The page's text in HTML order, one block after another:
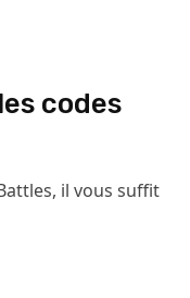
codes
il vous suffit